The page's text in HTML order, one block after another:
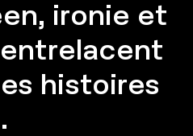
ironie et
histoires